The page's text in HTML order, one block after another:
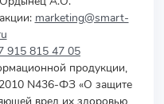
marketing@smart-
915 815 47 05
продукции,
N436-ФЗ «О защите